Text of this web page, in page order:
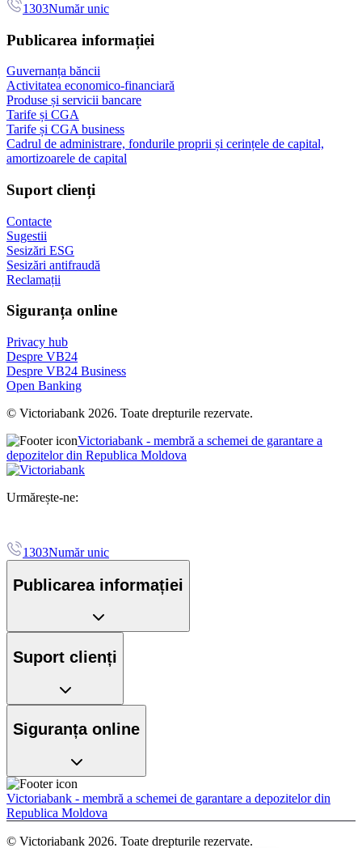
1303Număr unic
Publicarea informației
Guvernanța băncii
Activitatea economico-financiară
Produse și servicii bancare
Tarife și CGA
Tarife și CGA business
Cadrul de administrare, fondurile proprii și cerințele de capital,
amortizoarele de capital
Suport clienți
Contacte
Sugestii
Sesizări ESG
Sesizări antifraudă
Reclamații
Siguranța online
Privacy hub
Despre VB24
Despre VB24 Business
Open Banking
© Victoriabank 2026. Toate drepturile rezervate.
Victoriabank - membră a schemei de garantare a
depozitelor din Republica Moldova
Urmărește-ne:
1303Număr unic
Publicarea informației
Suport clienți
Siguranța online
Victoriabank - membră a schemei de garantare a depozitelor din
Republica Moldova
© Victoriabank 2026. Toate drepturile rezervate.